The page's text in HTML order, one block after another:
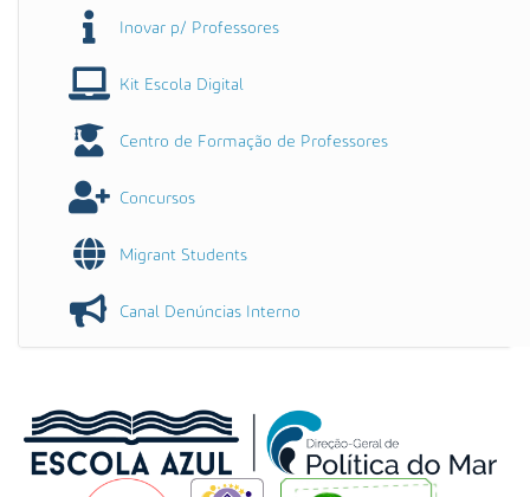
Inovar p/ Professores
Kit Escola Digital
Centro de Formação de Professores
Concursos
Migrant Students
Canal Denúncias Interno